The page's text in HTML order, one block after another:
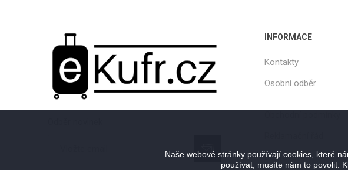
INFORMACE
Kontakty
Osobní odběr
Doprava
Naše webové stránky používají cookies, které
používat, musíte nám to povolit.